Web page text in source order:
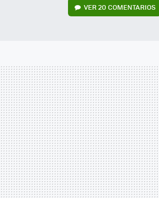
VER20 COMENTARIOS